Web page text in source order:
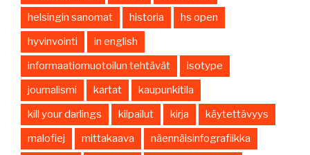
helsingin sanomat
historia
hs open
hyvinvointi
in english
informaatiomuotoilun tehtävät
isotype
journalismi
kartat
kaupunkitila
kill your darlings
kilpailut kirja
käytettävyys
malofiej
mittakaava
näennäisinfografiikka